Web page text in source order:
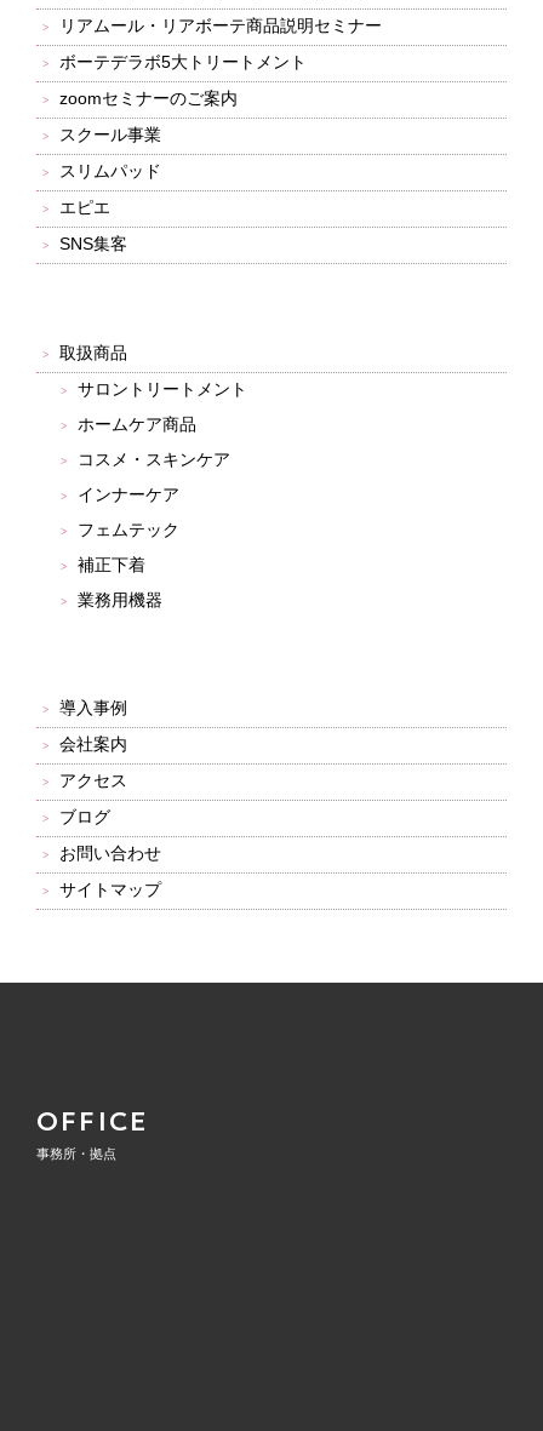
リアムール・リアボーテ商品説明セミナー
ボーテデラボ5大トリートメント
zoomセミナーのご案内
スクール事業
スリムパッド
エピエ
SNS集客
取扱商品
サロントリートメント
ホームケア商品
コスメ・スキンケア
インナーケア
フェムテック
補正下着
業務用機器
導入事例
会社案内
アクセス
ブログ
お問い合わせ
サイトマップ
OFFICE
事務所・拠点